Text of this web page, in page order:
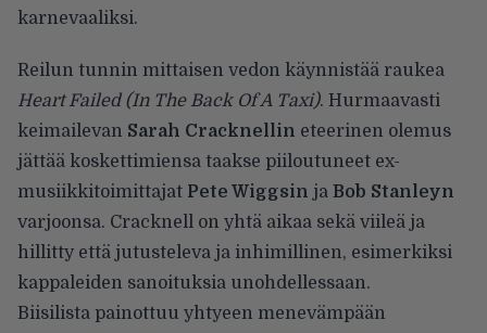
karnevaaliksi.
Reilun tunnin mittaisen vedon käynnistää raukea
Heart Failed (In The Back Of A Taxi). Hurmaavasti
keimailevan Sarah Cracknellin eteerinen olemus
jättää koskettimiensa taakse piiloutuneet ex-
musiikkitoimittajat Pete Wiggsin ja Bob Stanleyn
varjoonsa. Cracknell on yhtä aikaa sekä viileä ja
hillitty että jutusteleva ja inhimillinen, esimerkiksi
kappaleiden sanoituksia unohdellessaan.
Biisilista painottuu yhtyeen menevämpään